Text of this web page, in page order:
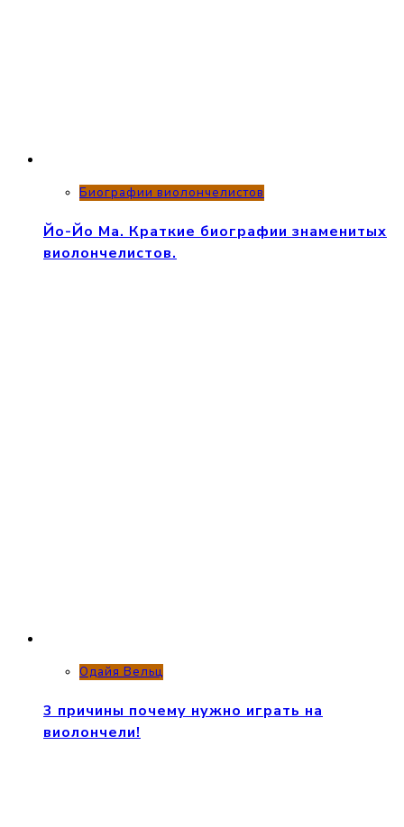
Биографии виолончелистов
Йо-Йо Ма. Краткие биографии знаменитых
виолончелистов.
Одайя Вельц
3 причины почему нужно играть на
виолончели!